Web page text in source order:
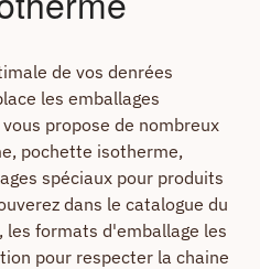
de vos denrées
les emballages
propose de nombreux
pochette isotherme,
spéciaux pour produits
dans le catalogue du
formats d'emballage les
pour respecter la chaine